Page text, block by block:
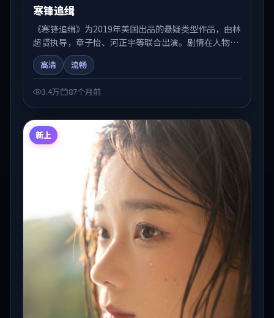
寒锋追缉
《寒锋追缉》为2019年美国出品的悬疑类型作品，由林
超贤执导，章子怡、河正宇等联合出演。剧情在人物弧
光与节奏推进中展开，兼具叙事张力与视听质感。可与
站内国产剧、电影、综艺片单交叉检索，便于「国产在
高清 流畅
3.4万 87个月前
新上